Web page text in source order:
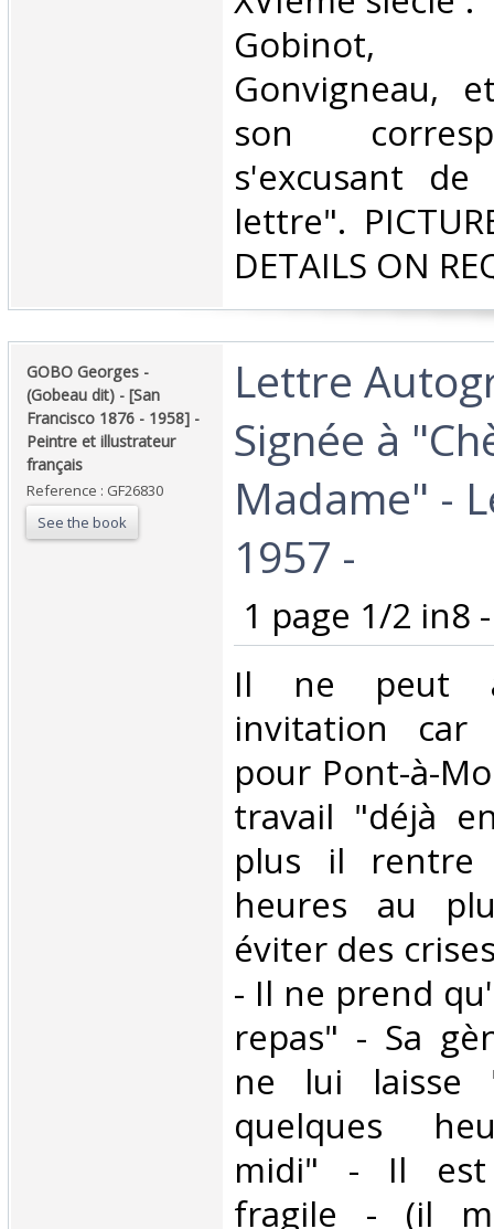
Gobinot,
Gonvigneau,
son
s'excusant
lettre".
DETAILS ON
‎GOBO Georges -
(Gobeau dit) - [San
Francisco 1876 - 1958] -
Peintre et illustrateur
français ‎
Reference : GF26830
See the book
‎Lettre
Signée à
Madame" -
1957 - ‎
‎ 1 page 1/2 in8 -‎
‎Il ne peut
invitation
pour Pont-à-
travail "déjà
plus il
heures au
éviter des
- Il ne prend
repas" - Sa
ne lui laisse
quelques
midi" - Il est
fragile - (il